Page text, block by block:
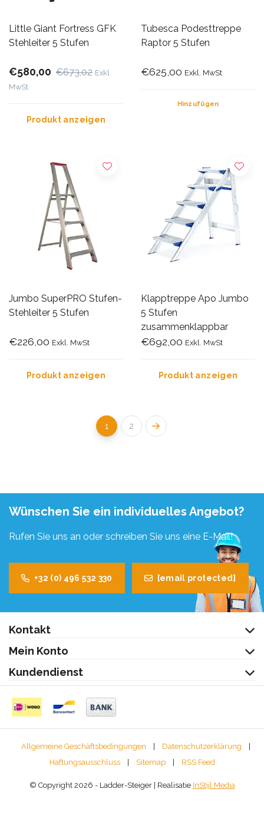
Little Giant Fortress GFK
Stehleiter 5 Stufen
€580,00 €673,02 Exkl.
MwSt
Produkt anzeigen
Tubesca Podesttreppe
Raptor 5 Stufen
€625,00 Exkl. MwSt
Hinzufügen
Jumbo SuperPRO Stufen-
Stehleiter 5 Stufen
€226,00 Exkl. MwSt
Produkt anzeigen
Klapptreppe Apo Jumbo
5 Stufen
zusammenklappbar
€692,00 Exkl. MwSt
Produkt anzeigen
1 2
Wünschen Sie ein individuelles Angebot?
Rufen Sie uns an oder schreiben Sie uns eine E-Mail!
+32 (0) 496 532 330 [email protected]
Kontakt
Mein Konto
Kundendienst
Allgemeine Geschäftsbedingungen Datenschutzerklärung
Haftungsausschluss
Sitemap RSS Feed
© Copyright 2026 - Ladder-Steiger | Realisatie InStijl Media